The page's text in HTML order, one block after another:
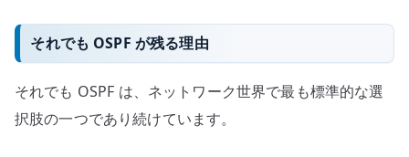
それでも OSPF が残る理由
それでも OSPF は、ネットワーク世界で最も標準的な選
択肢の一つであり続けています。